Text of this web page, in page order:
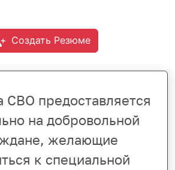
Создать Резюме
СВО предоставляется
на добровольной
желающие
к специальной